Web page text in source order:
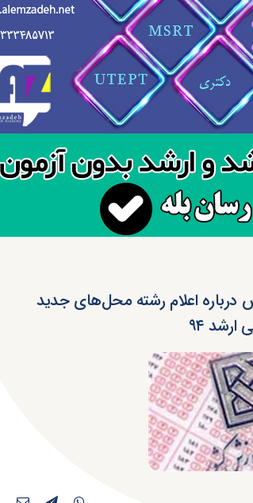
درباره اعلام‌ رشته‌ محل‌های جدید
۹۴